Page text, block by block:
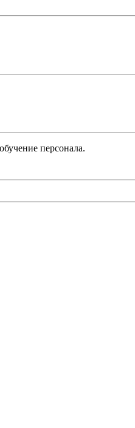
персонала.